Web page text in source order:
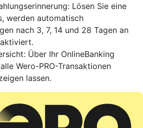
Lösen Sie eine
werden automatisch
nach 3, 7, 14 und 28 Tagen an
Über Ihr OnlineBanking
Wero-PRO-Transaktionen
lassen.